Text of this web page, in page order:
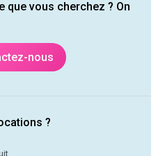
que vous cherchez ? On
nous
?